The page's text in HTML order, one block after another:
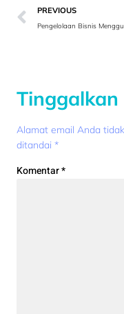
PREVIOUS
Tinggalkan
Alamat email Anda
ditandai *
Komentar*